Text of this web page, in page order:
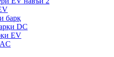
барқ
DC
EV